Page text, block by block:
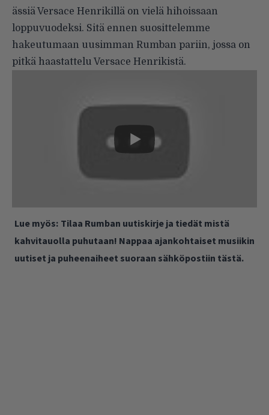
ässiä Versace Henrikillä on vielä hihoissaan
loppuvuodeksi. Sitä ennen suosittelemme
hakeutumaan uusimman Rumban pariin, jossa on
pitkä haastattelu Versace Henrikistä.
Lue myös: Tilaa Rumban uutiskirje ja tiedät mistä
kahvitauolla puhutaan! Nappaa ajankohtaiset musiikin
uutiset ja puheenaiheet suoraan sähköpostiin tästä.